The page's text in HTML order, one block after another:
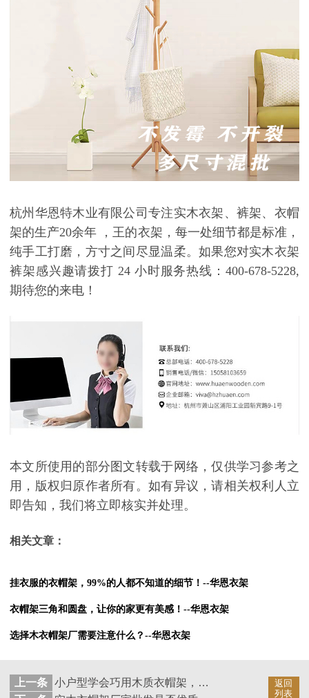
杭州华恩特木业有限公司 专注实木衣架、裤架、衣帽
架的生产20余年 ， 王的衣架，每一处细节都是标准 ，
纯手工打磨，方寸之间尽显温柔。如果您对实木衣架
裤架感兴趣请拨打 24 小时服务热线：400-678-5228,
期待您的来电！
本文所使用的部分图文转载于网络，仅供学习参考之
用，版权归原作者所有。如有异议，请相关权利人立
即告知，我们将立即核实并处理。
相关文章：
挂衣服的衣帽架，99%的人都不知道的细节！--华恩衣架
衣帽架三角和圆盘，让你的家更有美感！--华恩衣架
选择木衣帽架厂需要注意什么？--华恩衣架
返回
列表
上一条
小户型学会巧用木质衣帽架，比衣帽间实用!--华恩衣架